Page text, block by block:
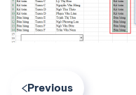
Previous